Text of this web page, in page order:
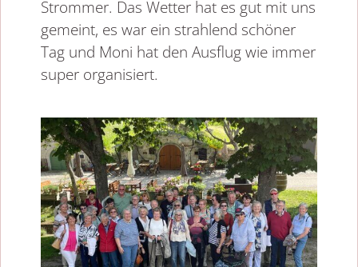
Strommer. Das Wetter hat es gut mit uns
gemeint, es war ein strahlend schöner
Tag und Moni hat den Ausflug wie immer
super organisiert.